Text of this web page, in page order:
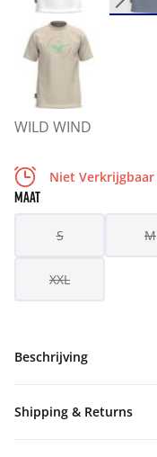
WILD WIND
Niet Verkrijgbaar
MAAT
S M
XXL
Beschrijving
Shipping & Returns